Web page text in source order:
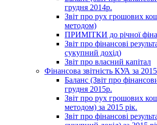
грудня 2014р.
Звіт про рух грошових
методом)
ПРИМІТКИ до річної
Звіт про фінансові
сукупний дохід)
Звіт про власний капітал
Фінансова звітність КУА за
Баланс (Звіт про
грудня 2015р.
Звіт про рух грошових
методом) за 2015 рік.
Звіт про фінансові